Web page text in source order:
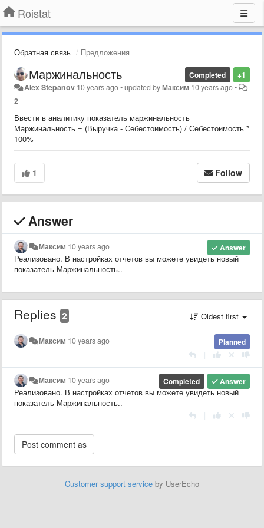
Roistat
Обратная связь Предложения
+1
Completed
Маржинальность
Alex Stepanov 10 years ago•updated byМаксим 10 years ago•
2
Ввести в аналитику показатель маржинальность
Маржинальность = (Выручка - Себестоимость) / Себестоимость *
100%
1 Follow
Answer
Answer
Максим 10 years ago
Реализовано. В настройках отчетов вы можете увидеть новый
показатель Маржинальность..
Replies 2 Oldest first
Planned
Максим 10 years ago
Answer
Completed
Максим 10 years ago
Реализовано. В настройках отчетов вы можете увидеть новый
показатель Маржинальность..
Customer support service by UserEcho